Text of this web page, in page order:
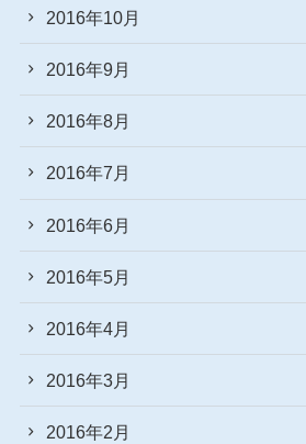
2016年10月
2016年9月
2016年8月
2016年7月
2016年6月
2016年5月
2016年4月
2016年3月
2016年2月